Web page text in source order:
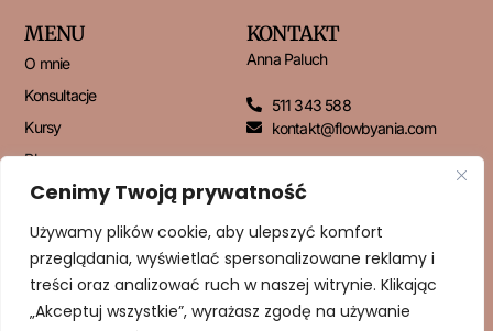
Cenimy Twoją prywatność
Używamy plików cookie, aby ulepszyć komfort
przeglądania, wyświetlać spersonalizowane reklamy i
treści oraz analizować ruch w naszej witrynie. Klikając
„Akceptuj wszystkie”, wyrażasz zgodę na używanie
MENU
O mnie
Konsultacje
Kursy
Blog
Kontakt
KONTAKT
Anna Paluch
511 343 588
kontakt@flowbyania.com
NEWSLETTER